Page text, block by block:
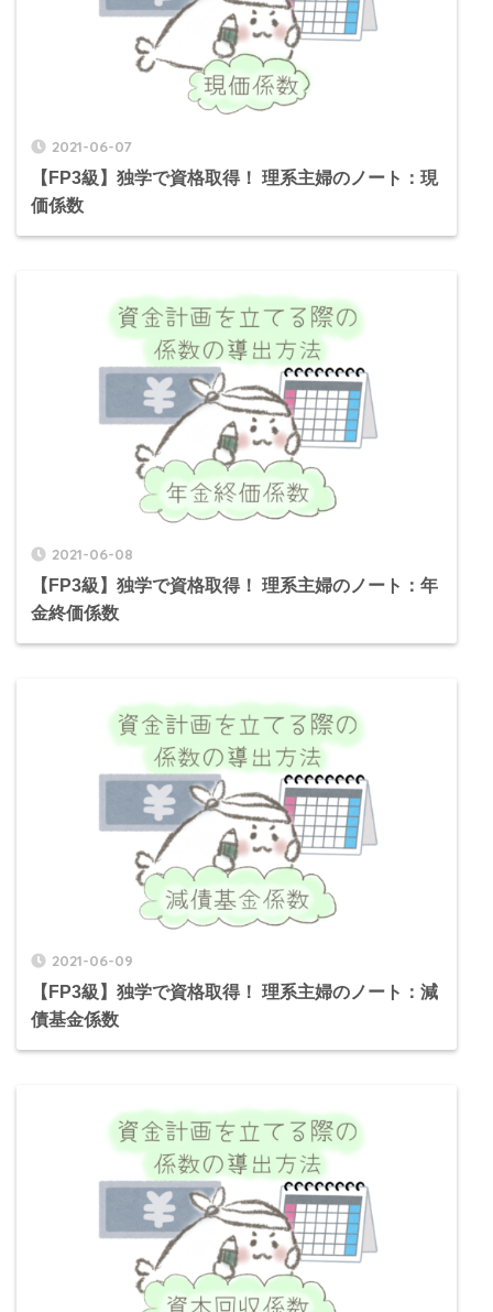
2021-06-07
【FP3級】独学で資格取得！ 理系主婦のノート：現
価係数
2021-06-08
【FP3級】独学で資格取得！ 理系主婦のノート：年
金終価係数
2021-06-09
【FP3級】独学で資格取得！ 理系主婦のノート：減
債基金係数